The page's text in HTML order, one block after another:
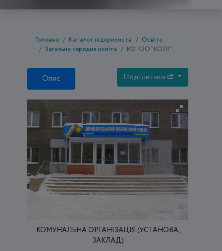
Головна Каталог підприємств
Освіта
Загальна середня освіта
КО КЗО "КОЛІ"
Опис Поділитися
КОМУНАЛЬНА ОРГАНІЗАЦІЯ (УСТАНОВА,
ЗАКЛАД)